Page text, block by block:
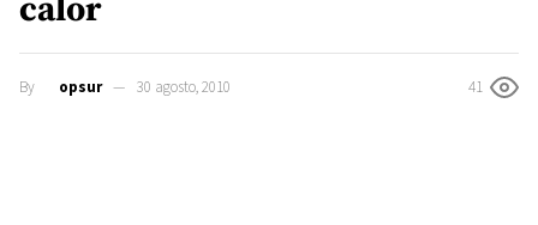
calor
By opsur 30 agosto, 2010 41